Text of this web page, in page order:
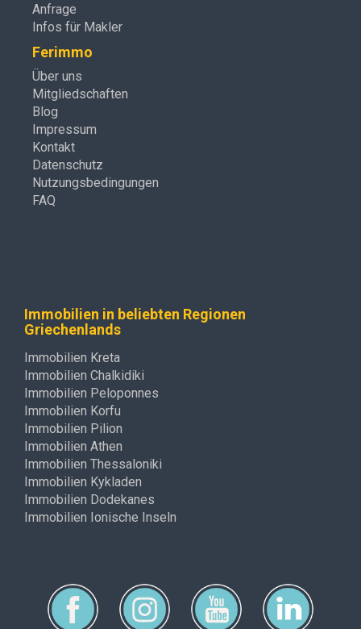
Anfrage
Infos für Makler
Ferimmo
Über uns
Mitgliedschaften
Blog
Impressum
Kontakt
Datenschutz
Nutzungsbedingungen
FAQ
Immobilien in beliebten Regionen
Griechenlands
Immobilien Kreta
Immobilien Chalkidiki
Immobilien Peloponnes
Immobilien Korfu
Immobilien Pilion
Immobilien Athen
Immobilien Thessaloniki
Immobilien Kykladen
Immobilien Dodekanes
Immobilien Ionische Inseln